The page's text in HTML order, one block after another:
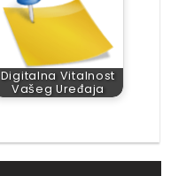
Digitalna Vitalnost
Vašeg Uređaja